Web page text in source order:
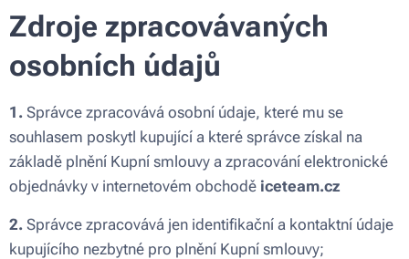
Zdroje zpracovávaných
osobních údajů
1. Správce zpracovává osobní údaje, které mu se
souhlasem poskytl kupující a které správce získal na
základě plnění Kupní smlouvy a zpracování elektronické
objednávky v internetovém obchodě iceteam.cz
2. Správce zpracovává jen identifikační a kontaktní údaje
kupujícího nezbytné pro plnění Kupní smlouvy;